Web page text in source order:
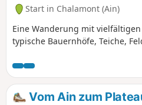
Start in Chalamont (Ain)
Eine Wanderung mit
typische Bauernhöfe, Teiche,
Vom Ain zum